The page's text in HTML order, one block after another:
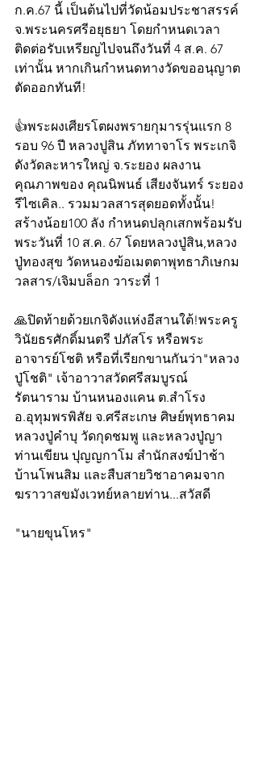
ก.ค.67 นี้ เป็นต้นไปที่วัดน้อมประชาสรรค์
จ.พระนครศรีอยุธยา โดยกำหนดเวลา
ติดต่อรับเหรียญไปจนถึงวันที่ 4 ส.ค. 67
เท่านั้น หากเกินกำหนดทางวัดขออนุญาต
ตัดออกทันที!
👍พระผงเศียรโตผงพรายกุมารรุ่นแรก 8
รอบ 96 ปี หลวงปูสิน ภัททาจาโร พระเกจิ
ดังวัดละหารใหญ่ จ.ระยอง ผลงาน
คุณภาพของ คุณนิพนธ์ เสียงจันทร์ ระยอง
รีไซเคิล.. รวมมวลสารสุดยอดทั้งนั้น!
สร้างน้อย100 ลัง กำหนดปลุกเสกพร้อมรับ
พระวันที่ 10 ส.ค. 67 โดยหลวงปู่สิน,หลวง
ปู่ทองสุข วัดหนองฆ้อเมตตาพุทธาภิเษกม
วลสาร/เจิมบล็อก วาระที่ 1
🙏ปิดท้ายด้วยเกจิดังแห่งอีสานใต้!พระครู
วินัยธรศักดิ์มนตรี ปภัสโร หรือพระ
อาจารย์โชติ หรือที่เรียกขานกันว่า"หลวง
ปู่โชติ" เจ้าอาวาสวัดศรีสมบูรณ์
รัตนาราม บ้านหนองแคน ต.สำโรง
อ.อุทุมพรพิสัย จ.ศรีสะเกษ ศิษย์พุทธาคม
หลวงปู่คำบุ วัดกุดชมพู และหลวงปู่ญา
ท่านเขียน ปุญญกาโม สำนักสงฆ์ป่าช้า
บ้านโพนสิม และสืบสายวิชาอาคมจาก
ฆราวาสขมังเวทย์หลายท่าน...สวัสดี
"นายขุนโหร"